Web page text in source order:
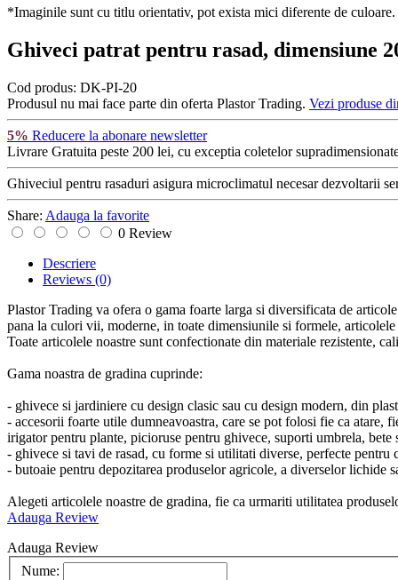
*Imaginile sunt cu titlu orientativ, pot exista mici diferente de culoare.
Ghiveci patrat pentru rasad, dimensiune
Cod produs: DK-PI-20
Produsul nu mai face parte din oferta Plastor Trading. Vezi produse
5% Reducere la abonare newsletter
Livrare Gratuita peste 200 lei, cu exceptia coletelor
Ghiveciul pentru rasaduri asigura microclimatul necesar dezvoltarii
Share: Adauga la favorite
0 Review
Descriere
Reviews (0)
Plastor Trading va ofera o gama foarte larga si diversificata de
pana la culori vii, moderne, in toate dimensiunile si formele,
Toate articolele noastre sunt confectionate din materiale rezistente,
Gama noastra de gradina cuprinde:
- ghivece si jardiniere cu design clasic sau cu design modern, din
- accesorii foarte utile dumneavoastra, care se pot folosi fie ca
irigator pentru plante, picioruse pentru ghivece, suporti umbrela, bete
- ghivece si tavi de rasad, cu forme si utilitati diverse, perfecte
- butoaie pentru depozitarea produselor agricole, a diverselor lichide
Alegeti articolele noastre de gradina, fie ca urmariti utilitatea
Adauga Review
Adauga Review
Nume: